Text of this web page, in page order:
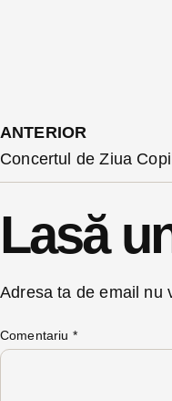
ANTERIOR
Lasă
Adresa ta de email nu
Comentariu *